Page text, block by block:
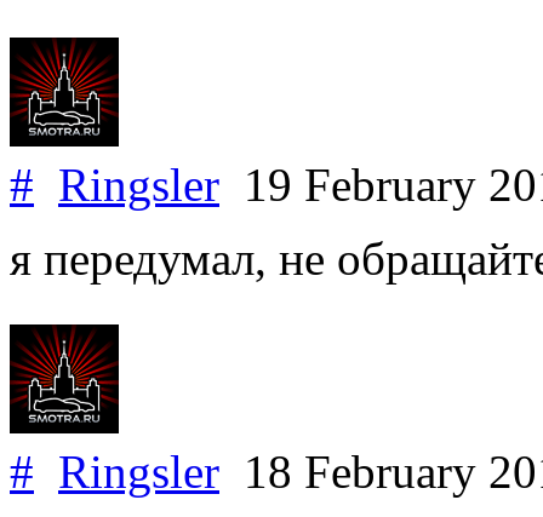
# Ringsler 19 February
я передумал, не
# Ringsler 18 February